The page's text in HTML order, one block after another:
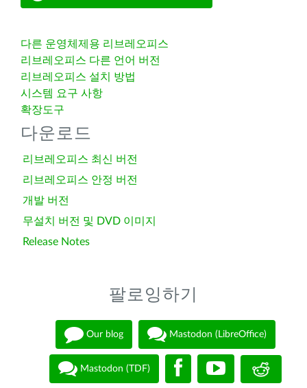
다른 운영체제용 리브레오피스
리브레오피스 다른 언어 버전
리브레오피스 설치 방법
시스템 요구 사항
확장도구
다운로드
리브레오피스 최신 버전
리브레오피스 안정 버전
개발 버전
무설치 버전 및 DVD 이미지
Release Notes
팔로잉하기
Our blog Mastodon (LibreOffice)
Mastodon (TDF)